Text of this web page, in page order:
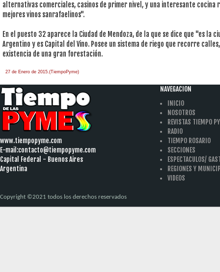
alternativas comerciales, casinos de primer nivel, y una interesante cocina
mejores vinos sanrafaelinos".
En el puesto 32 aparece la Ciudad de Mendoza, de la que se dice que "es la
Argentino y es Capital del Vino. Posee un sistema de riego que recorre
existencia de una gran forestación.
27 de Enero de 2015.(TiempoPyme)
www.tiempopyme.com
E-mail:contacto@tiempopyme.com
Capital Federal - Buenos Aires
Argentina
NAVEGACION
INICIO
NOSOTROS
REVISTAS TIEMPO
RADIO
TIEMPO ROSARIO
SECCIONES
ESPECTACULOS/
REGIONES Y
VIDEOS
Copyright ©2021 todos los derechos reservados